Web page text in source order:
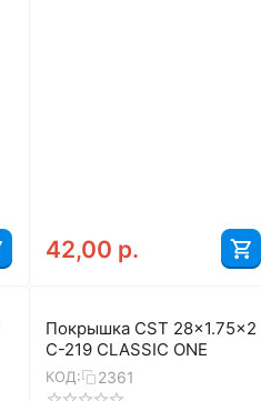
42,00 р.
Покрышка CST 28x1.75x2
C-219 CLASSIC ONE
КОД: 2361